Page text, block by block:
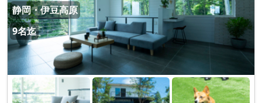
静岡・伊豆高原
9名迄